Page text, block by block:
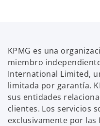
KPMG es una
miembro
International Limited,
limitada por garantía.
sus entidades
clientes. Los servicios
exclusivamente por